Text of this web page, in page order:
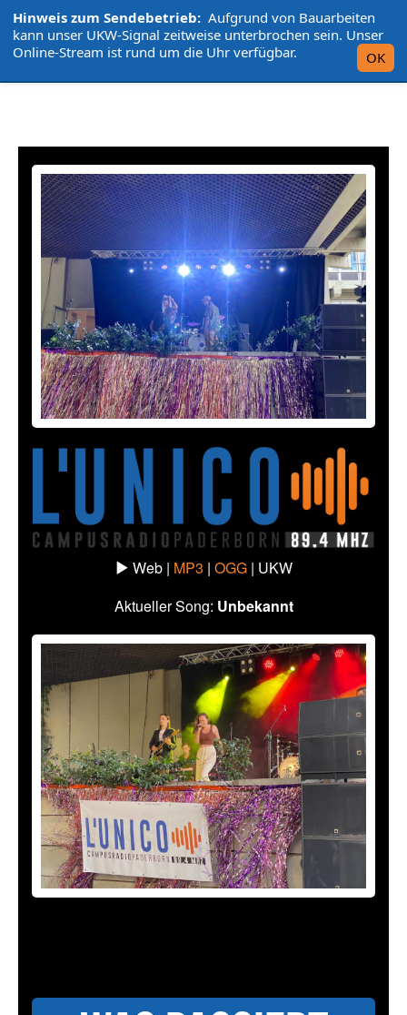
Hinweis zum Sendebetrieb: Aufgrund von Bauarbeiten
kann unser UKW-Signal zeitweise unterbrochen sein. Unser
Online-Stream ist rund um die Uhr verfügbar.
OK
L'UniCo
Web | MP3 | OGG | UKW
Aktueller Song: Unbekannt